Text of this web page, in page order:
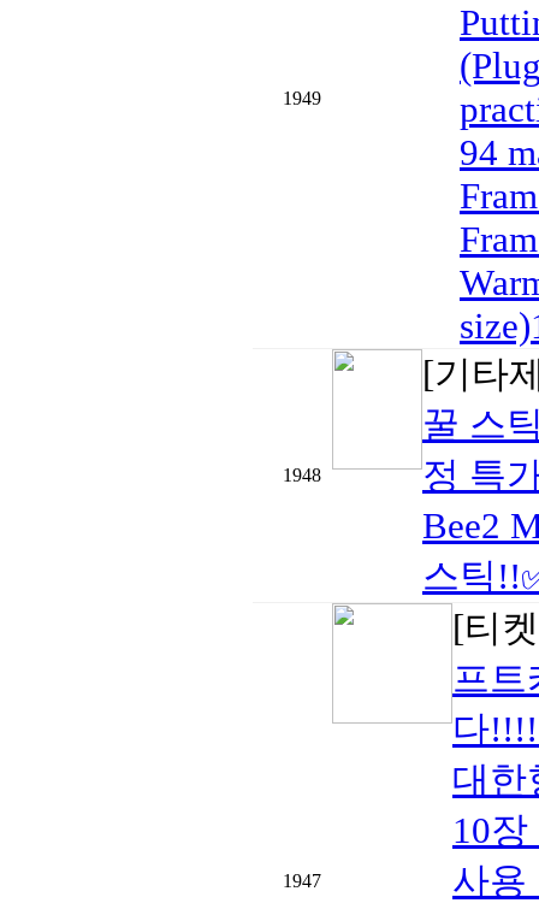
1949
94
1948
[기타
꿀 스
정 특
Bee2
스틱
1947
[티
프트
다
대한
10
사용